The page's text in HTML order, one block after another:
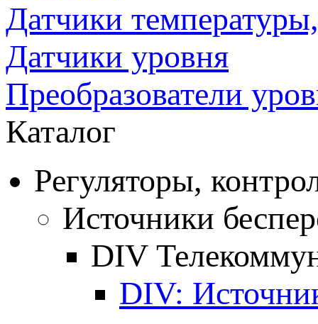
Датчики
Датчики уровня
Преобразователи
Каталог
Регуляторы,
Источники
DIV
DIV: